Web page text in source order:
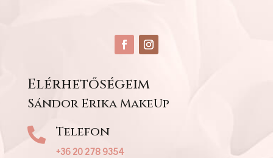
Elérhetőségeim
Sándor Erika MakeUp
 Telefon
+36 20 278 9354